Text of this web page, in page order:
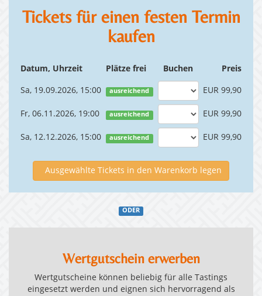
Tickets für einen festen Termin
kaufen
Datum, Uhrzeit Plätze frei Buchen Preis
Sa, 19.09.2026, 15:00 ausreichend EUR 99,90
Fr, 06.11.2026, 19:00 ausreichend EUR 99,90
Sa, 12.12.2026, 15:00 ausreichend EUR 99,90
Ausgewählte Tickets in den Warenkorb legen
ODER
Wertgutschein erwerben
Wertgutscheine können beliebig für alle Tastings
eingesetzt werden und eignen sich hervorragend als